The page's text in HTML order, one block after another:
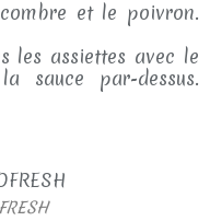
et le poivron.
les assiettes avec le
sauce par-dessus.